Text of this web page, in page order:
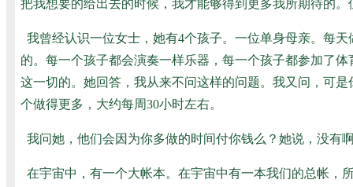
把我想要的给出去的时候，我才能够得到更多我所期待的
我曾经认识一位女士，她有4个孩子。一位单身母亲。每
的。每一个孩子都会演奏一样乐器，每一个孩子都参加了
这一切的。她回答，我从来不问这样的问题。我又问，可
个做得更多，大约每周30小时左右。
我问她，他们会因为你多做的时间付你钱么？她说，没有
在宇宙中，有一个大帐本。在宇宙中有一本我们的总帐，